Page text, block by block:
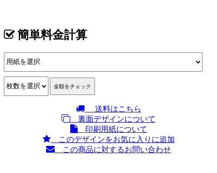
簡単料金計算
送料はこちら
裏面デザインについて
印刷用紙について
このデザインをお気に入りに追加
この商品に対するお問い合わせ